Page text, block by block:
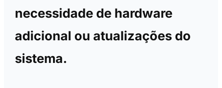
necessidade de hardware
adicional ou atualizações do
sistema.